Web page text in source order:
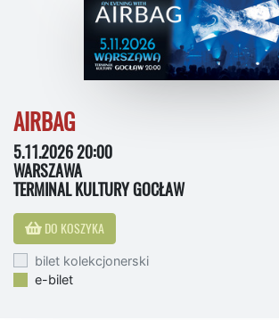
AIRBAG
5.11.2026 20:00
WARSZAWA
TERMINAL KULTURY GOCŁAW
DO KOSZYKA
bilet kolekcjonerski
e-bilet